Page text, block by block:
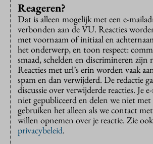
Reageren?
Dat is alleen mogelijk met een e-
verbonden aan de VU. Reacties
met voornaam of initiaal en
het onderwerp, en toon respect:
smaad, schelden en discrimineren zijn
Reacties met url’s erin worden vaak
spam en dan verwijderd. De redactie
discussie over verwijderde reacties. Je
niet gepubliceerd en delen we niet met
gebruiken het alleen als we contact
willen opnemen over je reactie. Zie
privacybeleid.